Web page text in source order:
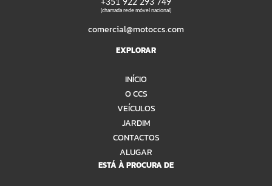
+351 922 293 749
(chamada rede móvel nacional)
comercial@motoccs.com
EXPLORAR
INÍCIO
O CCS
VEÍCULOS
JARDIM
CONTACTOS
ALUGAR
ESTÁ À PROCURA DE